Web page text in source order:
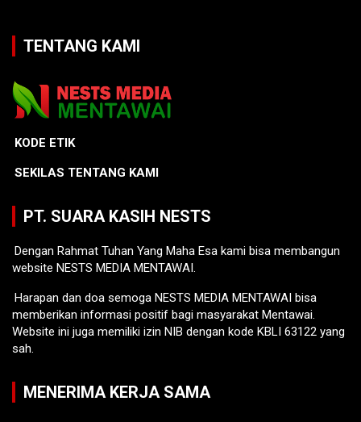
TENTANG KAMI
KODE ETIK
SEKILAS TENTANG KAMI
PT. SUARA KASIH NESTS
Dengan Rahmat Tuhan Yang Maha Esa kami bisa membangun
website NESTS MEDIA MENTAWAI.
Harapan dan doa semoga NESTS MEDIA MENTAWAI bisa
memberikan informasi positif bagi masyarakat Mentawai.
Website ini juga memiliki izin NIB dengan kode KBLI 63122 yang
sah.
MENERIMA KERJA SAMA